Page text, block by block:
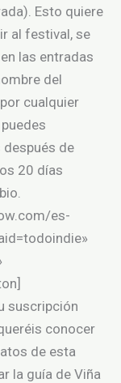
Esto quiere
al festival, se
las entradas
del
cualquier
de
20 días
es-
suscripción
conocer
de esta
la guía de Viña